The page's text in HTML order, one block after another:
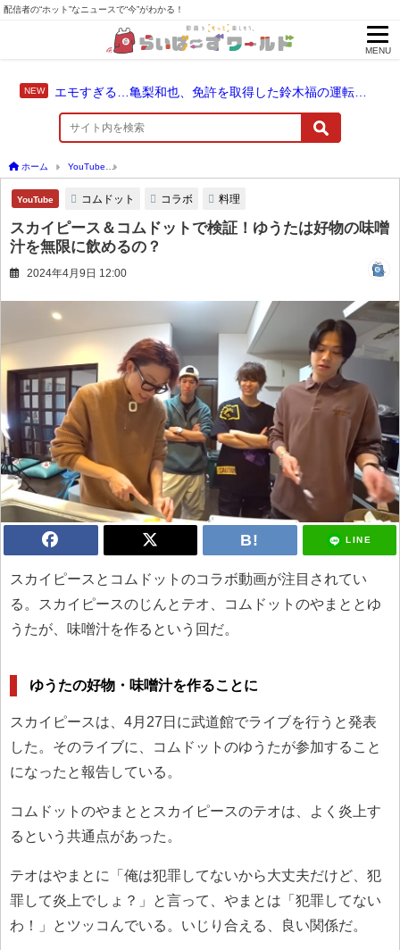
配信者の“ホット”なニュースで“今”がわかる！
MENU
エモすぎる…亀梨和也、免許を取得した鈴木福の運転でドライブ！
ホーム YouTube
YouTube コムドット コラボ 料理
スカイピース＆コムドットで検証！ゆうたは好物の味噌
汁を無限に飲めるの？
2024年4月9日 12:00
LINE
スカイピースとコムドットのコラボ動画が注目されてい
る。スカイピースのじんとテオ、コムドットのやまととゆ
うたが、味噌汁を作るという回だ。
ゆうたの好物・味噌汁を作ることに
スカイピースは、4月27日に武道館でライブを行うと発表
した。そのライブに、コムドットのゆうたが参加すること
になったと報告している。
コムドットのやまととスカイピースのテオは、よく炎上す
るという共通点があった。
テオはやまとに「俺は犯罪してないから大丈夫だけど、犯
罪して炎上でしょ？」と言って、やまとは「犯罪してない
わ！」とツッコんでいる。いじり合える、良い関係だ。